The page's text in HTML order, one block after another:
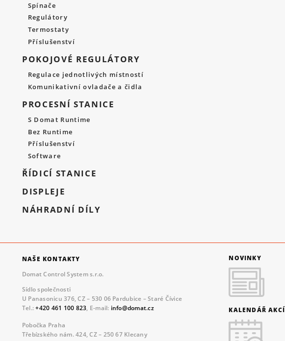
Spínače
Regulátory
Termostaty
Příslušenství
POKOJOVÉ REGULÁTORY
Regulace jednotlivých místností
Komunikativní ovladače a čidla
PROCESNÍ STANICE
S Domat Runtime
Bez Runtime
Příslušenství
Software
ŘÍDICÍ STANICE
DISPLEJE
NÁHRADNÍ DÍLY
NOVINKY
KALENDÁŘ AKCÍ
NAŠE KONTAKTY
Domat Control System s.r.o.
Sídlo společnosti
U Panasonicu 376, CZ – 530 06 Pardubice – Staré Čívice
Tel.:+420 461 100 823, E-mail: info@domat.cz
Pobočka Praha
Třebízského nám. 424, CZ – 250 67 Klecany